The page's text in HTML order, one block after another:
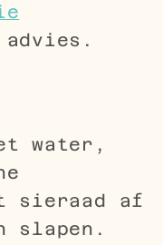
water,
sieraad af
slapen.